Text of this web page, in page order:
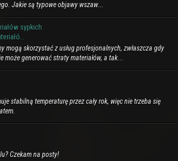
Jakie są typowe objawy wszaw...
sypkich
mogą skorzystać z usług profesjonalnych, zwłaszcza gdy
generować straty materiałów, a tak...
stabilną temperaturę przez cały rok, więc nie trzeba się
Czekam na posty!